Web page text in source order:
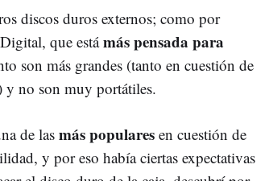
discos duros externos; como por
que estámás pensada para
son más grandes (tanto en cuestión de
y no son muy portátiles.
de lasmás populares en cuestión de
y por eso había ciertas expectativas